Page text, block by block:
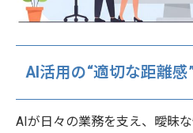
AI活用の“適切な距離感
AIが日々の業務を支え、曖昧